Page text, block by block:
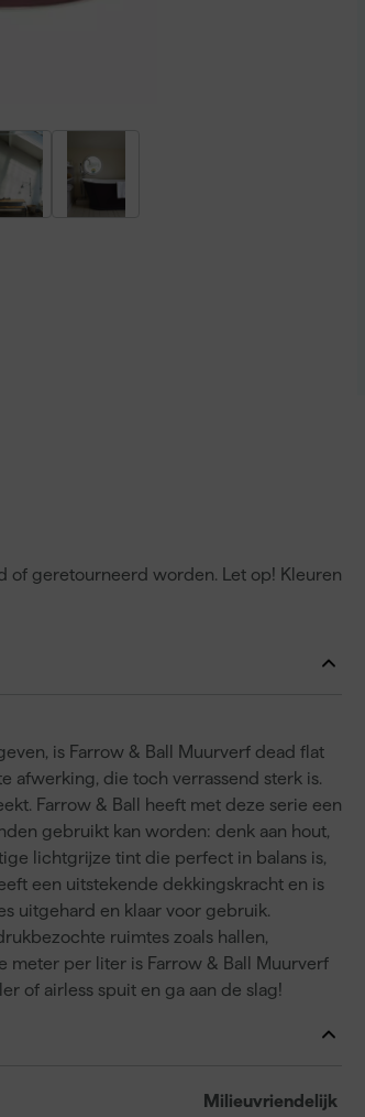
of geretourneerd worden. Let op! Kleuren
is Farrow & Ball Muurverf dead flat
afwerking, die toch verrassend sterk is.
Farrow & Ball heeft met deze serie een
gebruikt kan worden: denk aan hout,
lichtgrijze tint die perfect in balans is,
een uitstekende dekkingskracht en is
uitgehard en klaar voor gebruik.
ruimtes zoals hallen,
meter per liter is Farrow & Ball Muurverf
of airless spuit en ga aan de slag!
Milieuvriendelijk